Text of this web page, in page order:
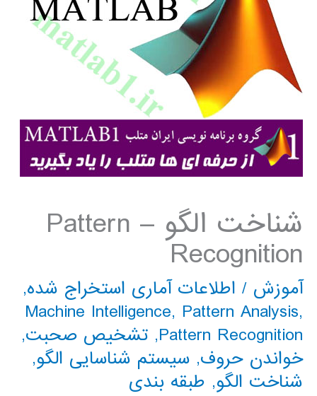
شناخت الگو – Pattern
Recognition
آموزش / اطلاعات آماری استخراج شده,
Machine Intelligence, Pattern Analysis,
Pattern Recognition
, تشخيص صحبت,
خواندن حروف, سیستم شناسایی الگو,
شناخت الگو, طبقه بندی